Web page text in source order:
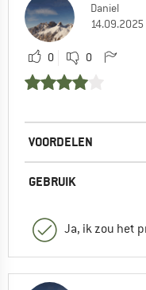
Daniel
14.09.2025
0 0
VOORDELEN
GEBRUIK
Ja, ik zou het